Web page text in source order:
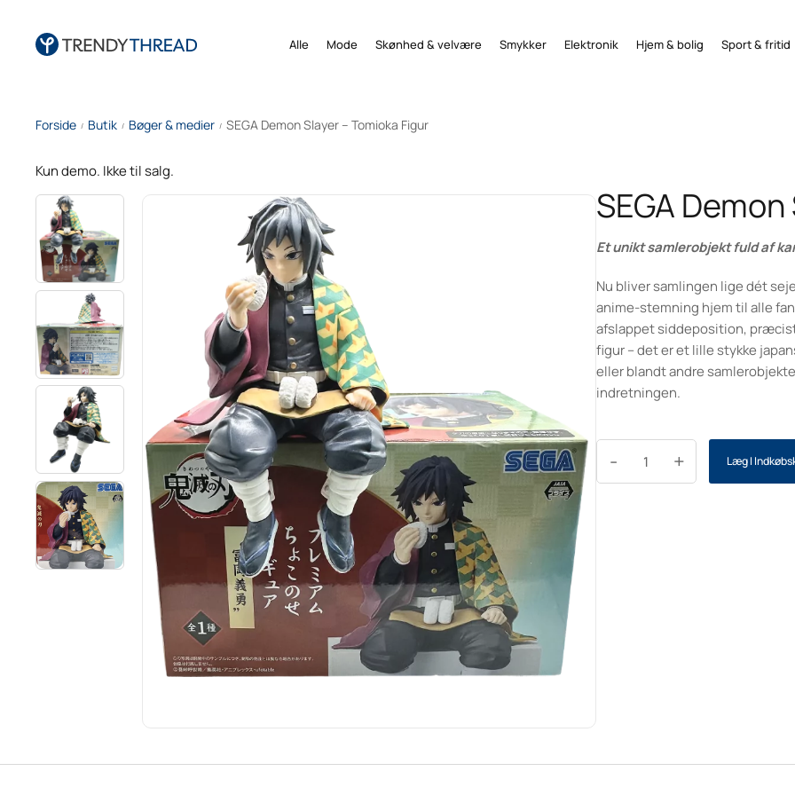
Alle Mode Skønhed & velvære Smykker Elektronik Hjem & bolig Sport & fritid
Forside / Butik / Bøger & medier / SEGA Demon Slayer – Tomioka Figur
Kun demo. Ikke til salg.
SEGA
Et unikt samlerobjekt fuld af
Nu bliver samlingen lige dét
anime-stemning hjem til alle
afslappet siddeposition,
figur – det er et lille stykke
eller blandt andre
indretningen.
+
- Læg I